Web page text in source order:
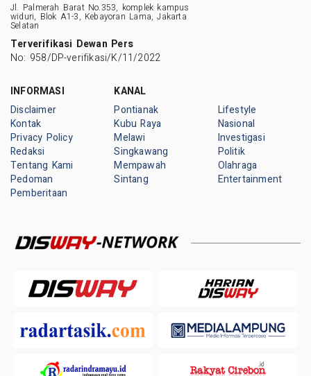
Jl. Palmerah Barat No.353, komplek kampus
widuri, Blok A1-3, Kebayoran Lama, Jakarta
Selatan
Terverifikasi Dewan Pers
No: 958/DP-verifikasi/K/11/2022
INFORMASI
Disclaimer
Kontak
Privacy Policy
Redaksi
Tentang Kami
Pedoman
Pemberitaan
KANAL
Pontianak
Kubu Raya
Melawi
Singkawang
Mempawah
Sintang
Lifestyle
Nasional
Investigasi
Politik
Olahraga
Entertainment